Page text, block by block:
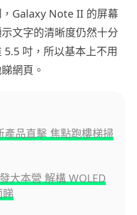
Galaxy Note II 的屏幕
文字的清晰度仍然十分
吋，所以基本上不用
網頁。
品直擊 焦點跑樓梯掃
大本營 解構 WOLED
睇